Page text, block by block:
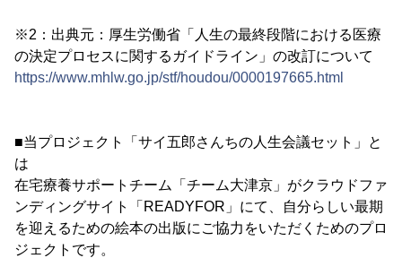
※2：出典元：厚生労働省「人生の最終段階における医療
の決定プロセスに関するガイドライン」の改訂について
https://www.mhlw.go.jp/stf/houdou/0000197665.html
■当プロジェクト「サイ五郎さんちの人生会議セット」と
は
在宅療養サポートチーム「チーム大津京」がクラウドファ
ンディングサイト「READYFOR」にて、自分らしい最期
を迎えるための絵本の出版にご協力をいただくためのプロ
ジェクトです。